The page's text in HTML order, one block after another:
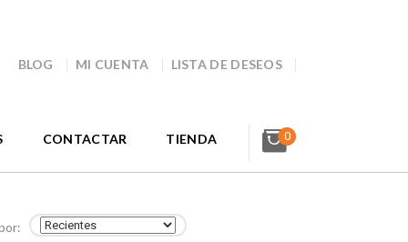
BLOG MI CUENTA LISTA DE DESEOS
CONTACTAR TIENDA 0